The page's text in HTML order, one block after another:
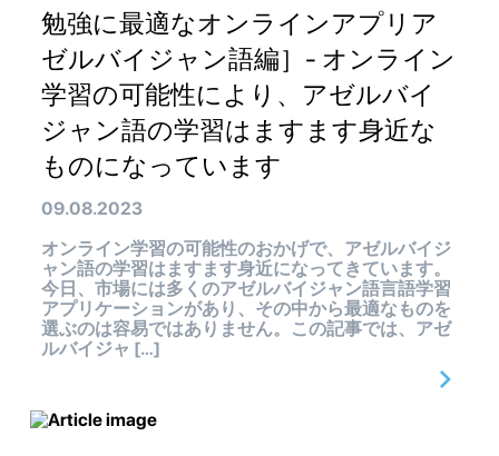
勉強に最適なオンラインアプリア
ゼルバイジャン語編］- オンライン
学習の可能性により、アゼルバイ
ジャン語の学習はますます身近な
ものになっています
09.08.2023
オンライン学習の可能性のおかげで、アゼルバイジ
ャン語の学習はますます身近になってきています。
今日、市場には多くのアゼルバイジャン語言語学習
アプリケーションがあり、その中から最適なものを
選ぶのは容易ではありません。この記事では、アゼ
ルバイジャ […]